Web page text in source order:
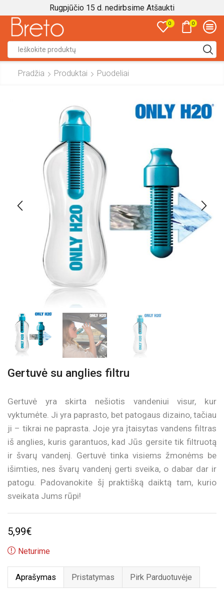
Rugpjūčio 15 d. nedirbsime Atšaukti
0 0
input
Pradžia Produktai Puodeliai
Gertuvė su anglies filtru
Gertuvė yra skirta nešiotis vandeniui visur, kur
vyktumėte. Ji yra paprasto, bet patogaus dizaino, tačiau
ji – tikrai ne paprasta. Joje yra įtaisytas vandens filtras
iš anglies, kuris garantuos, kad Jūs gersite tik filtruotą
ir švarų vandenį. Gertuvė tinka visiems žmonėms be
išimties, nes švarų vandenį gerti sveika, o dabar dar ir
patogu. Padovanokite šį praktišką daiktą tam, kurio
sveikata Jums rūpi!
5,99€
Neturime
Aprašymas Pristatymas Pirk Parduotuvėje